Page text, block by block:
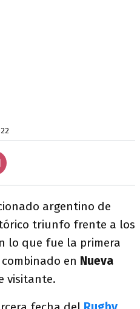
argentino de
triunfo frente a los
lo que fue la primera
en Nueva
visitante.